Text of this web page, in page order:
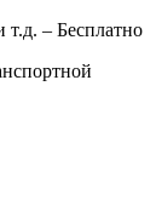
– Бесплатно